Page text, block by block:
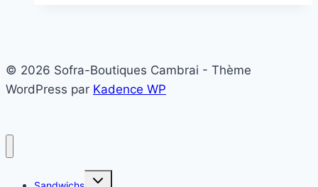
© 2026 Sofra-Boutiques Cambrai - Thème
WordPress par Kadence WP
Ouvrir/fermer